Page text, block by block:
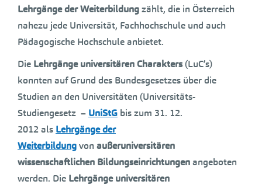
Lehrgänge der Weiterbildungzählt, die in Österreich
nahezu jede Universität, Fachhochschule und auch
Pädagogische Hochschule anbietet.
Die Lehrgänge universitären Charakters(LuC’s)
konnten auf Grund des Bundesgesetzes über die
Studien an den Universitäten (Universitäts-
Studiengesetz – UniStG bis zum 31. 12.
2012 als Lehrgänge der
Weiterbildungvon außeruniversitären
wissenschaftlichen Bildungseinrichtungenangeboten
werden. Die Lehrgänge universitären